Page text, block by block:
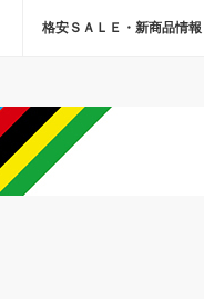
格安ＳＡＬＥ・新商品情報